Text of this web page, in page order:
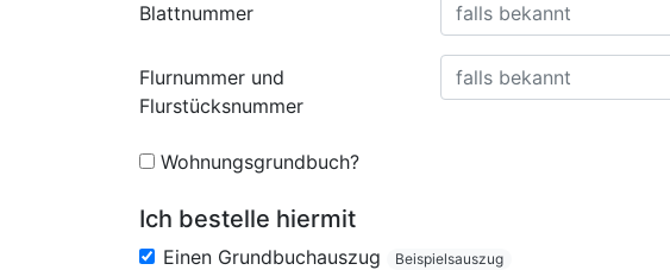
Blattnummer
Flurnummer und
Flurstücksnummer
Wohnungsgrundbuch?
Ich bestelle hiermit
Einen Grundbuchauszug Beispielsauszug